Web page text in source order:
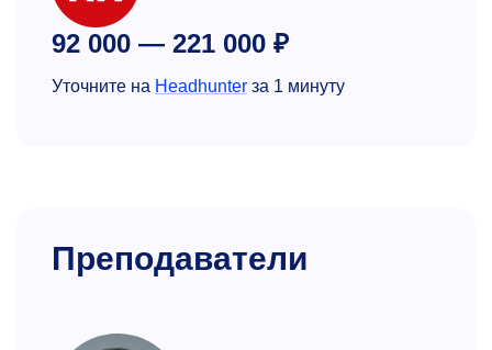
92 000 — 221 000 ₽
Уточните на Headhunter за 1 минуту
Преподаватели